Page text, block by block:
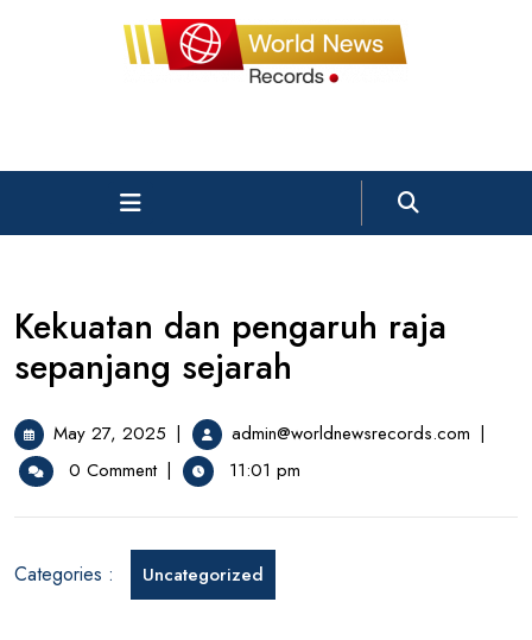
Kekuatan dan pengaruh raja
sepanjang sejarah
May 27, 2025 May
27,
2025
| admin@worldnewsrecords.com |
0 Comment | 11:01 pm
Categories : Uncategorized